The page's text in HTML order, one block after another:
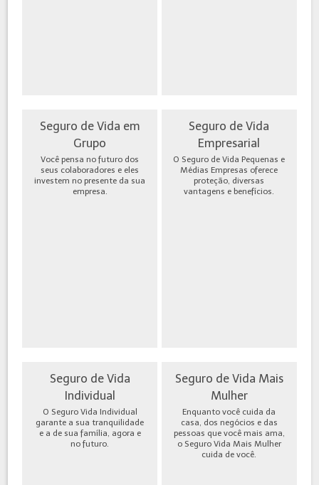
Seguro de Vida em
Grupo
Você pensa no futuro dos
seus colaboradores e eles
investem no presente da sua
empresa.
Seguro de Vida
Empresarial
O Seguro de Vida Pequenas e
Médias Empresas oferece
proteção, diversas
vantagens e benefícios.
Seguro de Vida
Individual
O Seguro Vida Individual
garante a sua tranquilidade
e a de sua família, agora e
no futuro.
Seguro de Vida Mais
Mulher
Enquanto você cuida da
casa, dos negócios e das
pessoas que você mais ama,
o Seguro Vida Mais Mulher
cuida de você.